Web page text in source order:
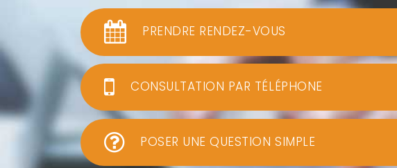
PRENDRE RENDEZ-VOUS
CONSULTATION PAR TÉLÉPHONE
POSER UNE QUESTION SIMPLE